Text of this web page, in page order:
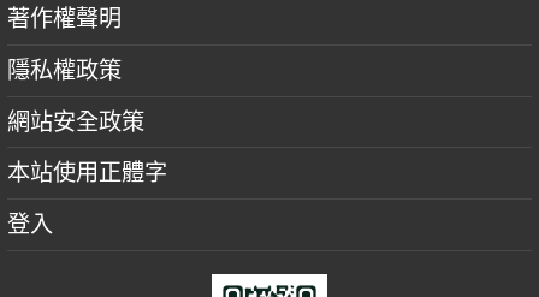
著作權聲明
隱私權政策
網站安全政策
本站使用正體字
登入